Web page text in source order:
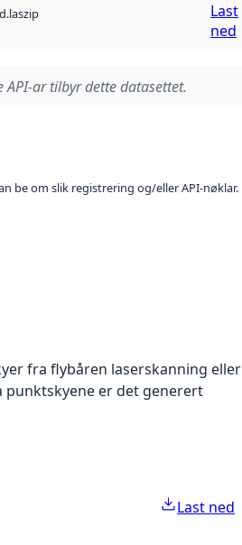
Last
ned
API-ar tilbyr dette datasettet.
be om slik registrering og/eller API-nøklar.
fra flybåren laserskanning eller
punktskyene er det generert
Last ned